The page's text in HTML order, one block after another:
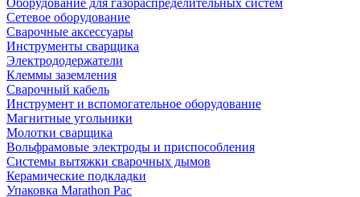
Оборудование для газораспределительных систем
Сетевое оборудование
Сварочные аксессуары
Инструменты сварщика
Электрододержатели
Клеммы заземления
Сварочный кабель
Инструмент и вспомогательное оборудование
Магнитные угольники
Молотки сварщика
Вольфрамовые электроды и приспособления
Системы вытяжки сварочных дымов
Керамические подкладки
Упаковка Marathon Pac